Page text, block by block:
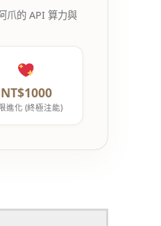
爪的 API 算力與
NT$1000
進化 (終極注能)